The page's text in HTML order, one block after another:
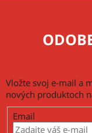
Vložte svoj e-mail a
nových produktoch
Email